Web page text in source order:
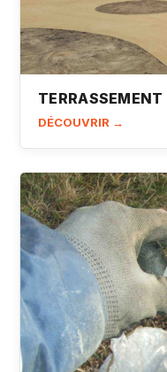
TERRASSEMENT
DÉCOUVRIR →